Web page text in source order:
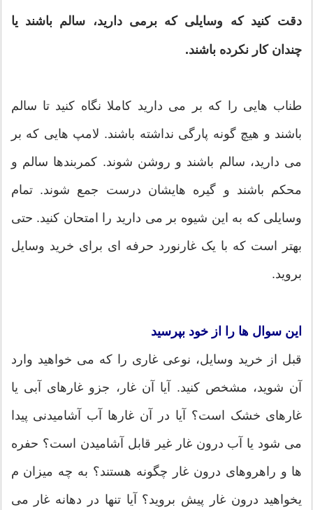
دقت کنید که وسایلی که برمی دارید، سالم باشند یا
چندان کار نکرده باشند.
طناب هایی را که بر می دارید کاملا نگاه کنید تا سالم
باشند و هیچ گونه پارگی نداشته باشند. لامپ هایی که بر
می دارید، سالم باشند و روشن شوند. کمربندها سالم و
محکم باشند و گیره هایشان درست جمع شوند. تمام
وسایلی که به این شیوه بر می دارید را امتحان کنید. حتی
بهتر است که با یک غارنورد حرفه ای برای خرید وسایل
بروید.
این سوال ها را از خود بپرسید
قبل از خرید وسایل، نوعی غاری را که می خواهید وارد
آن شوید، مشخص کنید. آیا آن غار، جزو غارهای آبی یا
غارهای خشک است؟ آیا در آن غارها آب آشامیدنی پیدا
می شود یا آب درون غار غیر قابل آشامیدن است؟ حفره
ها و راهروهای درون غار چگونه هستند؟ به چه میزان م
یخواهید درون غار پیش بروید؟ آیا تنها در دهانه غار می